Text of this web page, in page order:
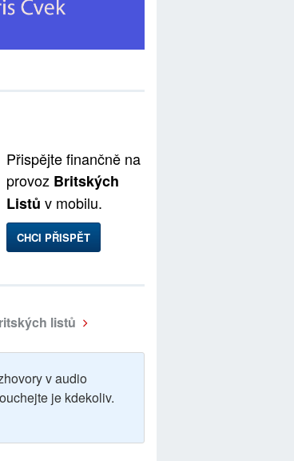
Přispějte finančně na
provoz Britských
Listů v mobilu.
CHCI PŘISPĚT
listů
v audio
je kdekoliv.